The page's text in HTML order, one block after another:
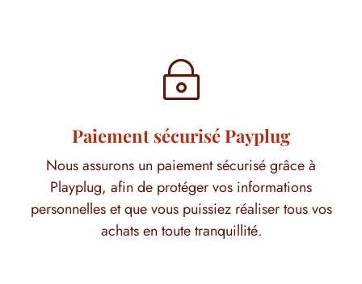
~
Paiement sécurisé Payplug
Nous assurons un paiement sécurisé grâce à
Playplug, afin de protéger vos informations
personnelles et que vous puissiez réaliser tous vos
achats en toute tranquillité.